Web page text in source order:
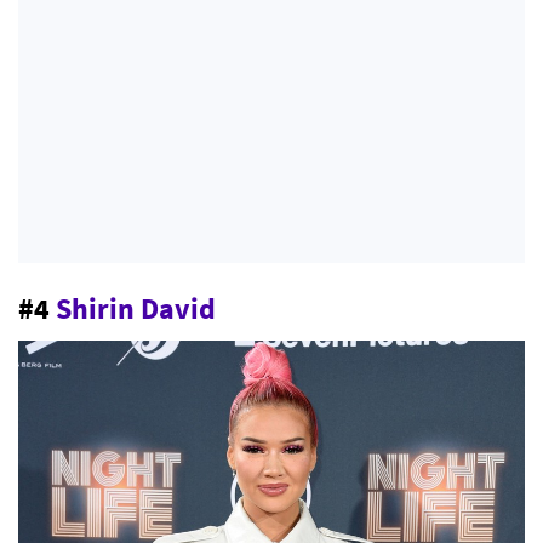
#4Shirin David